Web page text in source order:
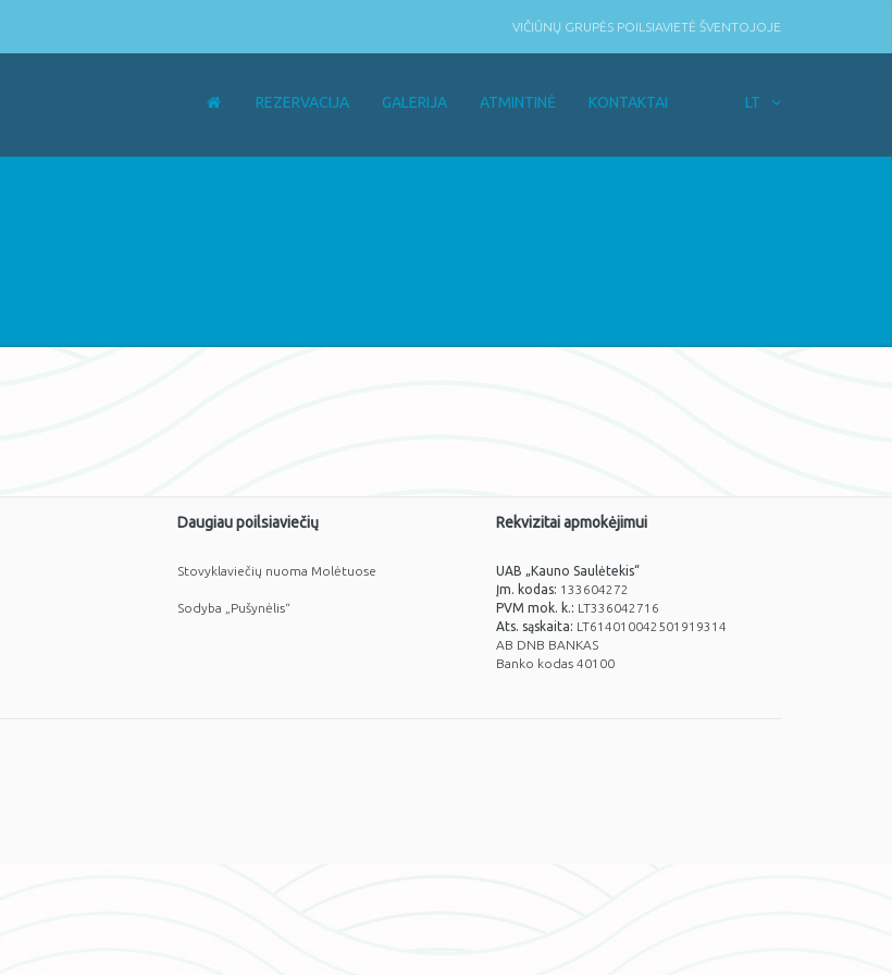
VIČIŪNŲ GRUPĖS POILSIAVIETĖ ŠVENTOJOJE
REZERVACIJA GALERIJA ATMINTINĖ KONTAKTAI LT
Daugiau poilsiaviečių
Stovyklaviečių nuoma Molėtuose
Sodyba „Pušynėlis“
Rekvizitai apmokėjimui
UAB „Kauno Saulėtekis“
Įm. kodas: 133604272
PVM mok. k.: LT336042716
Ats. sąskaita: LT614010042501919314
AB DNB BANKAS
Banko kodas 40100